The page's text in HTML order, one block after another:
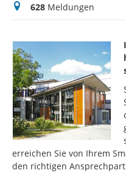
Meldungen
628 Meldungen
erreichen Sie von Ihrem
den richtigen